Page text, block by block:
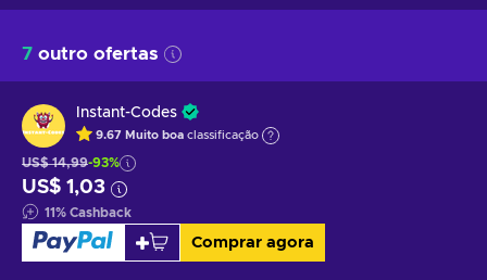
7 outro ofertas
Instant-Codes
9.67 Muito boa classificação
US$ 14,99-93%
US$ 1,03
11% Cashback
Comprar agora